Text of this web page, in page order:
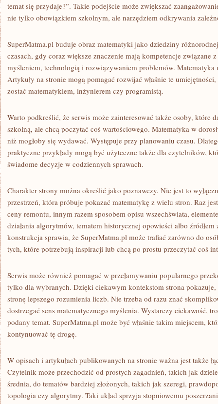
temat się przydaje?”. Takie podejście może zwiększać
nie tylko obowiązkiem szkolnym, ale narzędziem odkrywania
SuperMatma.pl buduje obraz matematyki jako dziedziny
czasach, gdy coraz większe znaczenie mają kompetencje związane
myśleniem, technologią i rozwiązywaniem problemów. Matematyka
Artykuły na stronie mogą pomagać rozwijać właśnie te
zostać matematykiem, inżynierem czy programistą.
Warto podkreślić, że serwis może zainteresować także osoby, które
szkolną, ale chcą poczytać coś wartościowego. Matematyka w
niż mogłoby się wydawać. Występuje przy planowaniu czasu.
praktyczne przykłady mogą być użyteczne także dla czytelników,
świadome decyzje w codziennych sprawach.
Charakter strony można określić jako poznawczy. Nie jest to
przestrzeń, która próbuje pokazać matematykę z wielu stron. Raz
ceny remontu, innym razem sposobem opisu wszechświata,
działania algorytmów, tematem historycznej opowieści albo
konstrukcja sprawia, że SuperMatma.pl może trafiać zarówno do
tych, które potrzebują inspiracji lub chcą po prostu przeczytać coś
Serwis może również pomagać w przełamywaniu popularnego
tylko dla wybranych. Dzięki ciekawym kontekstom strona
stronę lepszego rozumienia liczb. Nie trzeba od razu znać
dostrzegać sens matematycznego myślenia. Wystarczy ciekawość,
podany temat. SuperMatma.pl może być właśnie takim miejscem,
kontynuować tę drogę.
W opisach i artykułach publikowanych na stronie ważna jest także
Czytelnik może przechodzić od prostych zagadnień, takich jak
średnia, do tematów bardziej złożonych, takich jak szeregi,
topologia czy algorytmy. Taki układ sprzyja stopniowemu